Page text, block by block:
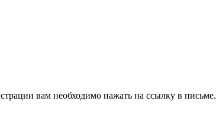
вам необходимо нажать на ссылку в письме.